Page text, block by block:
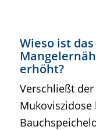
Wieso ist
erhöht?
Verschließt